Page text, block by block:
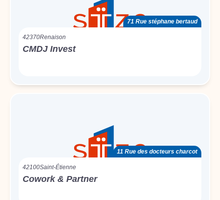
71 Rue stéphane bertaud
42370Renaison
CMDJ Invest
11 Rue des docteurs charcot
42100Saint-Étienne
Cowork & Partner